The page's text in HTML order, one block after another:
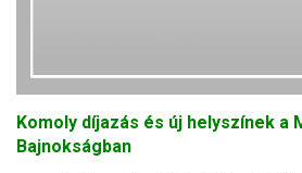
Komoly díjazás és új helyszínek a
Bajnokságban